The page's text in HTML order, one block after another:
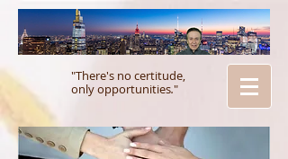
"There's no certitude,
only opportunities."